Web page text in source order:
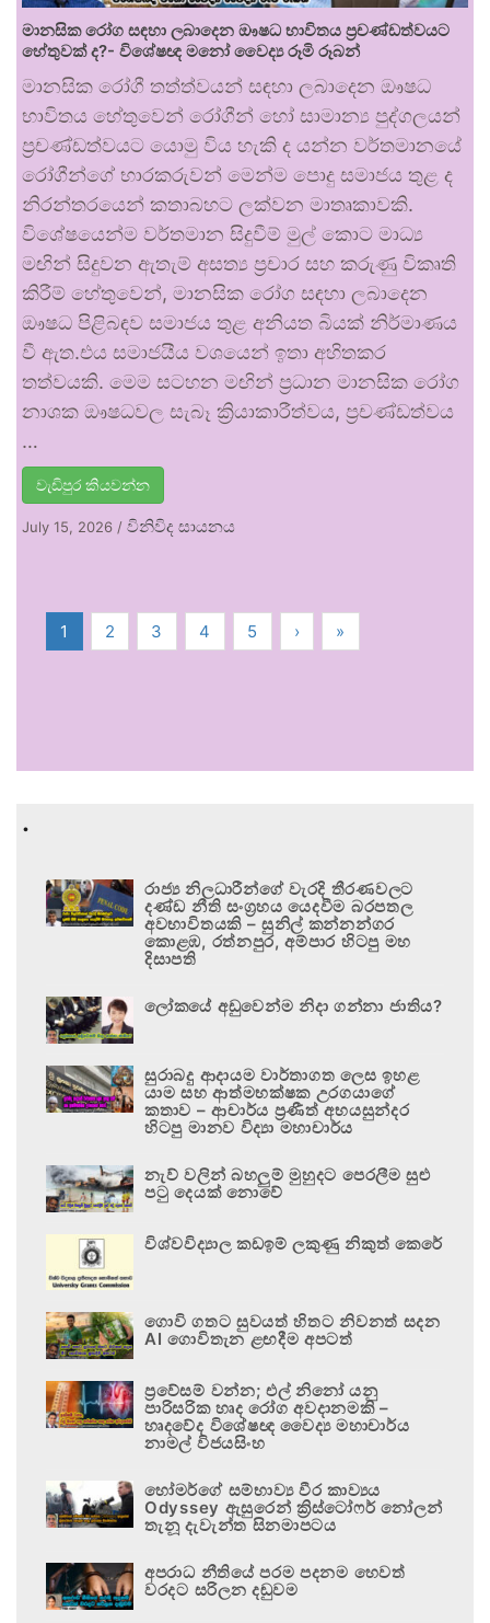
මානසික රෝග සඳහා ලබාදෙන ඖෂධ භාවිතය ප්‍රචණ්ඩත්වයට
හේතුවක් ද?- විශේෂඥ මනෝ වෛද්‍ය රූමි රූබන්
මානසික රෝගී තත්ත්වයන් සඳහා ලබාදෙන ඖෂධ
භාවිතය හේතුවෙන් රෝගීන් හෝ සාමාන්‍ය පුද්ගලයන්
ප්‍රචණ්ඩත්වයට යොමු විය හැකි ද යන්න වර්තමානයේ
රෝගීන්ගේ භාරකරුවන් මෙන්ම පොදු සමාජය තුළ ද
නිරන්තරයෙන් කතාබහට ලක්වන මාතෘකාවකි.
විශේෂයෙන්ම වර්තමාන සිදුවීම් මුල් කොට මාධ්‍ය
මඟින් සිදුවන ඇතැම් අසත්‍ය ප්‍රචාර සහ කරුණු විකෘති
කිරීම් හේතුවෙන්, මානසික රෝග සඳහා ලබාදෙන
ඖෂධ පිළිබඳව සමාජය තුළ අනියත බියක් නිර්මාණය
වී ඇත.එය සමාජයීය වශයෙන් ඉතා අහිතකර
තත්වයකි. මෙම සටහන මඟින් ප්‍රධාන මානසික රෝග
නාශක ඖෂධවල සැබෑ ක්‍රියාකාරීත්වය, ප්‍රචණ්ඩත්වය
…
වැඩිපුර කියවන්න
July 15, 2026 / විනිවිද සායනය
1 2 3 4 5 › »
.
රාජ්‍ය නිලධාරීන්ගේ වැරදි තීරණවලට
දණ්ඩ නීති සංග්‍රහය යෙදවීම බරපතල
අවභාවිතයකි – සුනිල් කන්නන්ගර
කොළඹ, රත්නපුර, අම්පාර හිටපු මහ
දිසාපති
ලෝකයේ අඩුවෙන්ම නිදා ගන්නා ජාතිය?
සුරාබදු ආදායම වාර්තාගත ලෙස ඉහළ
යාම සහ ආත්මභක්ෂක උරගයාගේ
කතාව – ආචාර්ය ප්‍රණීත් අභයසුන්දර
හිටපු මානව විද්‍යා මහාචාර්ය
නැව් වලින් බහලුම් මුහුදට පෙරලීම සුළු
පටු දෙයක් නොවේ
විශ්වවිද්‍යාල කඩඉම් ලකුණු නිකුත් කෙරේ
ගොවි ගතට සුවයත් හිතට නිවනත් සදන
AI ගොවිතැන ළඟදීම අපටත්
ප්‍රවේසම් වන්න; එල් නිනෝ යනු
පාරිසරික හෘද රෝග අවදානමකි –
හෘදවේද විශේෂඥ වෛද්‍ය මහාචාර්ය
නාමල් විජයසිංහ
හෝමර්ගේ සම්භාව්‍ය වීර කාව්‍යය
Odyssey ඇසුරෙන් ක්‍රිස්ටෝෆර් නෝලන්
තැනූ දැවැන්ත සිනමාපටය
අපරාධ නීතියේ පරම පදනම හෙවත්
වරදට සරිලන දඬුවම